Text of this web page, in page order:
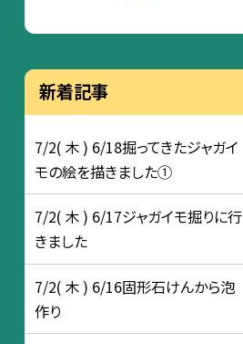
新着記事
7/2( 木 ) 6/18掘ってきたジャガイ
モの絵を描きました①
7/2( 木 ) 6/17ジャガイモ掘りに行
きました
7/2( 木 ) 6/16固形石けんから泡
作り